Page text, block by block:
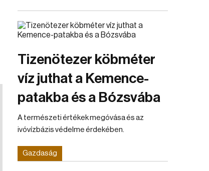
Tizenötezer köbméter
víz juthat a Kemence-
patakba és a Bózsvába
A természeti értékek megóvása és az
ivóvízbázis védelme érdekében.
Gazdaság